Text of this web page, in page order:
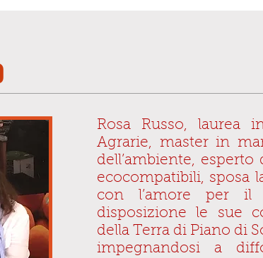
Rosa Russo, laurea
Agrarie, master in
dell’ambiente,
ecocompatibili, sposa
con l’amore per il
disposizione le sue
della Terra di Piano di
impegnandosi a